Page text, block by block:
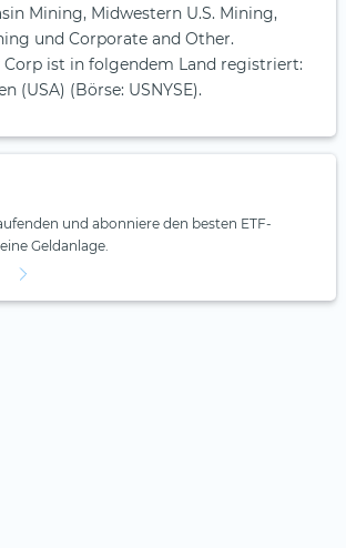
Mining, Midwestern U.S. Mining,
und Corporate and Other.
Corp ist in folgendem Land registriert:
(USA) (Börse: USNYSE).
und abonniere den besten ETF-
Geldanlage.